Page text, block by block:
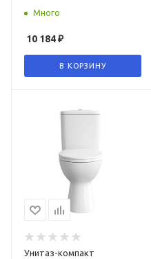
Много
10 184₽
В КОРЗИНУ
Унитаз-компакт